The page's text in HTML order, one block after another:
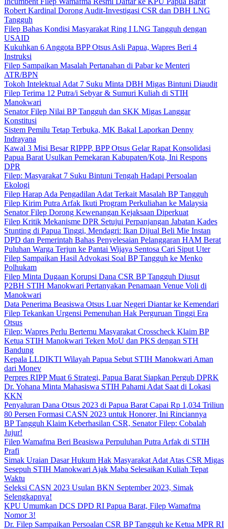
Robert Kardinal Dorong Audit-Investigasi CSR dan DBH LNG
Tangguh
Filep Bahas Kondisi Masyarakat Ring I LNG Tangguh dengan
USAID
Kukuhkan 6 Anggota BPP Otsus Asli Papua, Wapres Beri 4
Instruksi
Filep Sampaikan Masalah Pertanahan di Pabar ke Menteri
ATR/BPN
Tokoh Intelektual Adat 7 Suku Minta DBH Migas Bintuni Diaudit
Filep Terima 12 Putra/i Sebyar & Sumuri Kuliah di STIH
Manokwari
Senator Filep Nilai BP Tangguh dan SKK Migas Langgar
Konstitusi
Sistem Pemilu Tetap Terbuka, MK Bakal Laporkan Denny
Indrayana
Kawal 3 Misi Besar RIPPP, BPP Otsus Gelar Rapat Konsolidasi
Papua Barat Usulkan Pemekaran Kabupaten/Kota, Ini Respons
DPR
Filep: Masyarakat 7 Suku Bintuni Tengah Hadapi Persoalan
Ekologi
Filep Harap Ada Pengadilan Adat Terkait Masalah BP Tangguh
Filep Kirim Putra Arfak Ikuti Program Perkuliahan ke Malaysia
Senator Filep Dorong Kewenangan Kejaksaan Diperkuat
Filep Kritik Mekanisme DPR Setujui Perpanjangan Jabatan Kades
Stunting di Papua Tinggi, Mendagri: Ikan Dijual Beli Mie Instan
DPD dan Pemerintah Bahas Penyelesaian Pelanggaran HAM Berat
Puluhan Warga Terjun ke Pantai Wijaya Sentosa Cari Siput Uter
Filep Sampaikan Hasil Advokasi Soal BP Tangguh ke Menko
Polhukam
Filep Minta Dugaan Korupsi Dana CSR BP Tangguh Diusut
P2BH STIH Manokwari Pertanyakan Penamaan Venue Voli di
Manokwari
Data Penerima Beasiswa Otsus Luar Negeri Diantar ke Kemendari
Filep Tekankan Urgensi Pemenuhan Hak Perguruan Tinggi Era
Otsus
Filep: Wapres Perlu Bertemu Masyarakat Crosscheck Klaim BP
Ketua STIH Manokwari Teken MoU dan PKS dengan STH
Bandung
Kepala LLDIKTI Wilayah Papua Sebut STIH Manokwari Aman
dari Monev
Perpres RIPP Muat 6 Strategi, Papua Barat Siapkan Pergub DPRK
Dr. Yohana Minta Mahasiswa STIH Pahami Adat Saat di Lokasi
KKN
Penyaluran Dana Otsus 2023 di Papua Barat Capai Rp 1,034 Triliun
80 Persen Formasi CASN 2023 untuk Honorer, Ini Rinciannya
BP Tangguh Klaim Keberhasilan CSR, Senator Filep: Cobalah
Jujur!
Filep Wamafma Beri Beasiswa Perpuluhan Putra Arfak di STIH
Prafi
Simak Uraian Dasar Hukum Hak Masyarakat Adat Atas CSR Migas
Sesepuh STIH Manokwari Ajak Maba Selesaikan Kuliah Tepat
Waktu
Seleksi CASN 2023 Usulan BKN September 2023, Simak
Selengkapnya!
KPU Umumkan DCS DPD RI Papua Barat, Filep Wamafma
Nomor 3!
Dr. Filep Sampaikan Persoalan CSR BP Tangguh ke Ketua MPR RI